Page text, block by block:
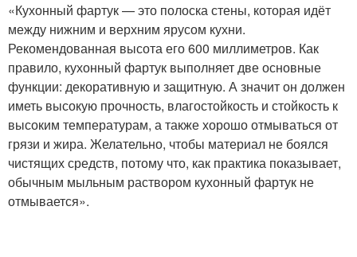
«Кухонный фартук — это полоска стены, которая идёт
между нижним и верхним ярусом кухни.
Рекомендованная высота его 600 миллиметров. Как
правило, кухонный фартук выполняет две основные
функции: декоративную и защитную. А значит он должен
иметь высокую прочность, влагостойкость и стойкость к
высоким температурам, а также хорошо отмываться от
грязи и жира. Желательно, чтобы материал не боялся
чистящих средств, потому что, как практика показывает,
обычным мыльным раствором кухонный фартук не
отмывается».